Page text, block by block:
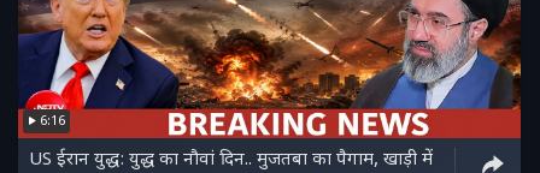
6:16
US ईरान युद्ध: युद्ध का नौवां दिन.. मुजतबा का पैगाम, खाड़ी में